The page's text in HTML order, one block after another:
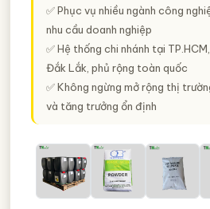
✅ Phục vụ nhiều ngành công
nhu cầu doanh nghiệp
✅ Hệ thống chi nhánh tại
Đắk Lắk, phủ rộng toàn quốc
✅ Không ngừng mở rộng thị
và tăng trưởng ổn định